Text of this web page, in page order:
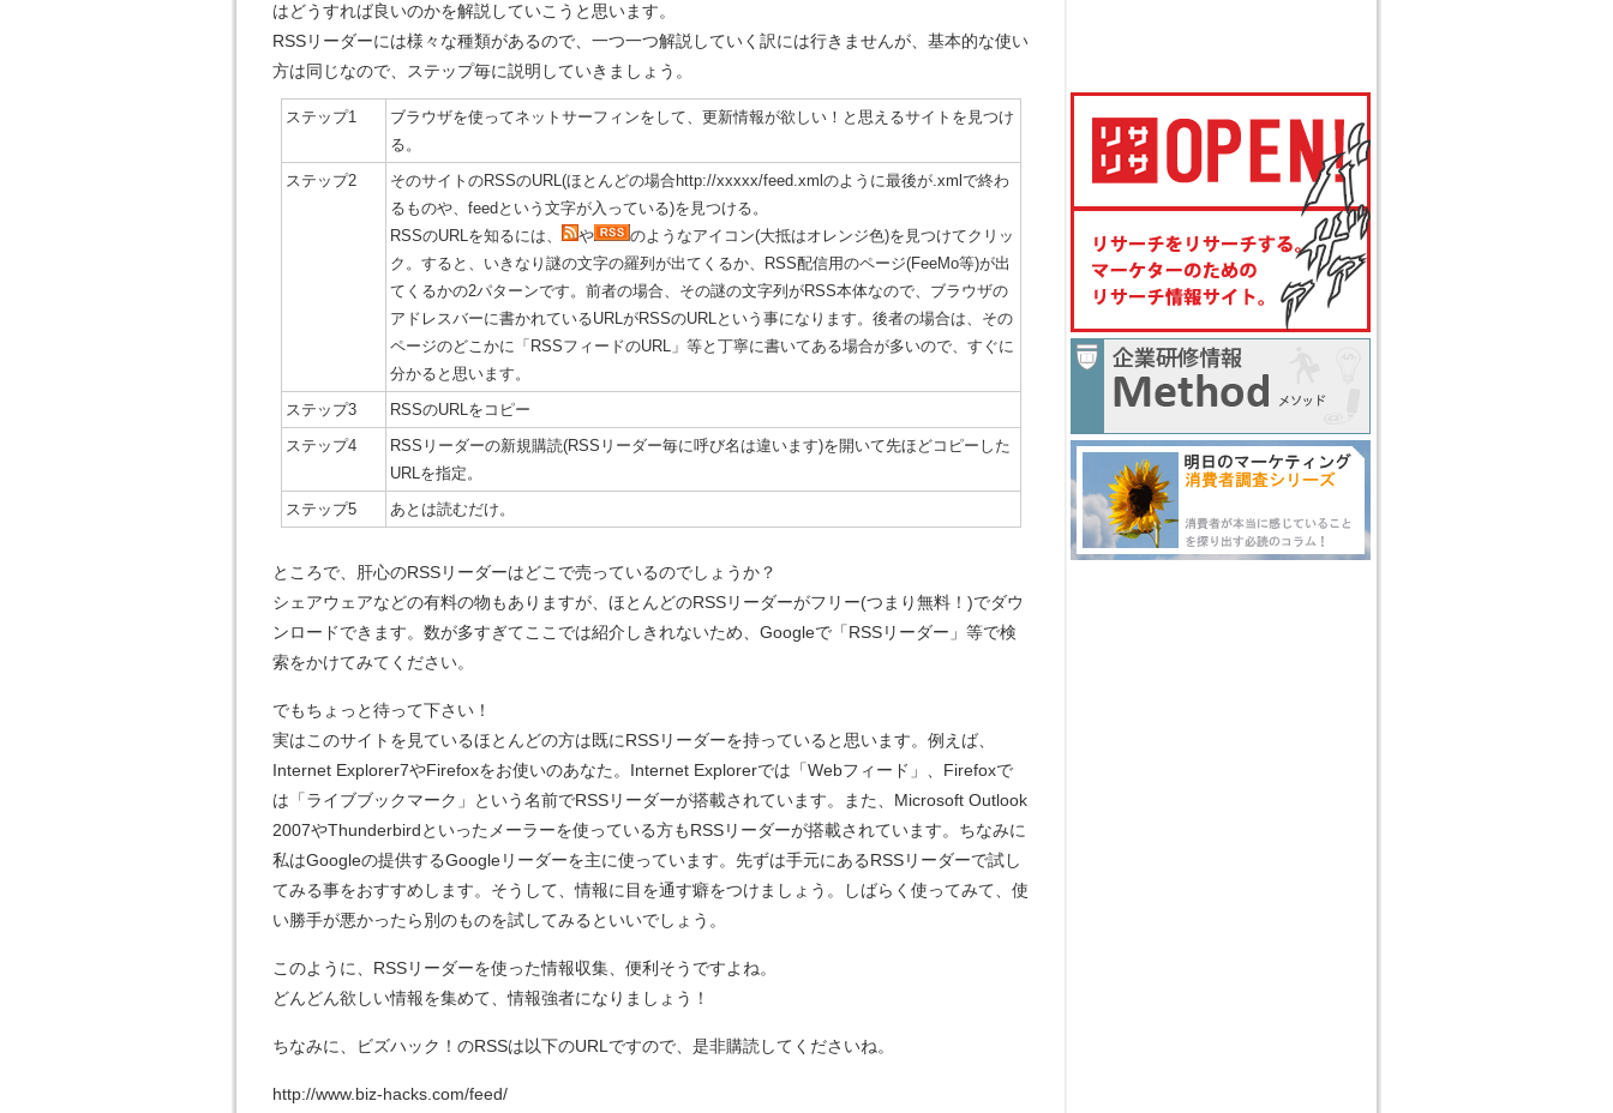
はどうすれば良いのかを解説していこうと思います。
RSSリーダーには様々な種類があるので、一つ一つ解説していく訳には行きませんが、基本的な使い
方は同じなので、ステップ毎に説明していきましょう。
ステップ1
ブラウザを使ってネットサーフィンをして、更新情報が欲しい！と思えるサイトを見つけ
る。
ステップ2
そのサイトのRSSのURL(ほとんどの場合http://xxxxx/feed.xmlのように最後が.xmlで終わ
るものや、feedという文字が入っている)を見つける。
RSSのURLを知るには、
や
のようなアイコン(大抵はオレンジ色)を見つけてクリッ
ク。すると、いきなり謎の文字の羅列が出てくるか、RSS配信用のページ(FeeMo等)が出
てくるかの2パターンです。前者の場合、その謎の文字列がRSS本体なので、ブラウザの
アドレスバーに書かれているURLがRSSのURLという事になります。後者の場合は、その
ページのどこかに「RSSフィードのURL」等と丁寧に書いてある場合が多いので、すぐに
分かると思います。
ステップ3
RSSのURLをコピー
ステップ4
RSSリーダーの新規購読(RSSリーダー毎に呼び名は違います)を開いて先ほどコピーした
URLを指定。
ステップ5
あとは読むだけ。
ところで、肝心のRSSリーダーはどこで売っているのでしょうか？
シェアウェアなどの有料の物もありますが、ほとんどのRSSリーダーがフリー(つまり無料！)でダウ
ンロードできます。数が多すぎてここでは紹介しきれないため、Googleで「RSSリーダー」等で検
索をかけてみてください。
でもちょっと待って下さい！
実はこのサイトを見ているほとんどの方は既にRSSリーダーを持っていると思います。例えば、
Internet Explorer7やFirefoxをお使いのあなた。Internet Explorerでは「Webフィード」、Firefoxで
は「ライブブックマーク」という名前でRSSリーダーが搭載されています。また、Microsoft Outlook
2007やThunderbirdといったメーラーを使っている方もRSSリーダーが搭載されています。ちなみに
私はGoogleの提供するGoogleリーダーを主に使っています。先ずは手元にあるRSSリーダーで試し
てみる事をおすすめします。そうして、情報に目を通す癖をつけましょう。しばらく使ってみて、使
い勝手が悪かったら別のものを試してみるといいでしょう。
このように、RSSリーダーを使った情報収集、便利そうですよね。
どんどん欲しい情報を集めて、情報強者になりましょう！
ちなみに、ビズハック！のRSSは以下のURLですので、是非購読してくださいね。
http://www.biz-hacks.com/feed/